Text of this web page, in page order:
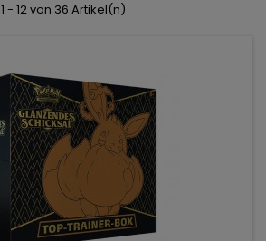
1 - 12 von 36 Artikel(n)